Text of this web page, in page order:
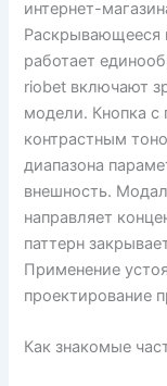
интернет-
Раскрывающееся
работает
riobet включают
модели. Кнопка с
контрастным
диапазона
внешность.
направляет
паттерн
Применение
проектирование
Как знакомые